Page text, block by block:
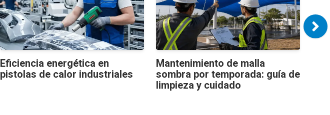
Eficiencia energética en
pistolas de calor industriales
Mantenimiento de malla
sombra por temporada: guía de
limpieza y cuidado